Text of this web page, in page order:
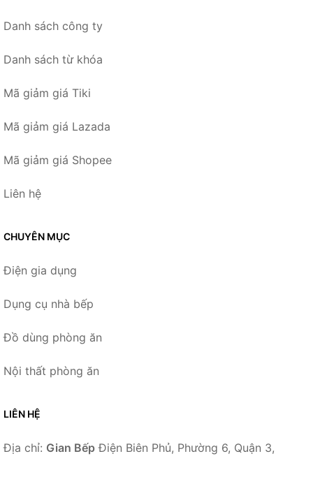
Danh sách công ty
Danh sách từ khóa
Mã giảm giá Tiki
Mã giảm giá Lazada
Mã giảm giá Shopee
Liên hệ
CHUYÊN MỤC
Điện gia dụng
Dụng cụ nhà bếp
Đồ dùng phòng ăn
Nội thất phòng ăn
LIÊN HỆ
Địa chỉ: Gian Bếp Điện Biên Phủ, Phường 6, Quận 3,